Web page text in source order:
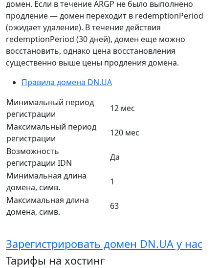
домен. Если в течение ARGP не было выполнено
продление — домен переходит в redemptionPeriod
(ожидает удаление). В течение действия
redemptionPeriod (30 дней), домен еще можно
восстановить, однако цена восстановления
существенно выше цены продления домена.
Правила домена DN.UA
Минимальный период
регистрации
12 мес
Максимальный период
регистрации
120 мес
Возможность
регистрации IDN
Да
Минимальная длина
домена, симв.
1
Максимальная длина
домена, симв.
63
Зарегистрировать домен DN.UA у нас
Тарифы на хостинг